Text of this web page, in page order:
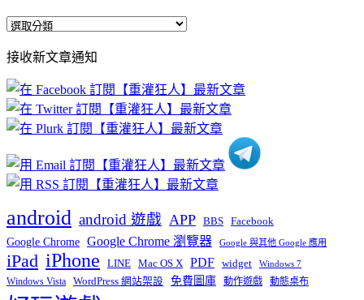
全
文
章
分
類
接收新文章通知
android android 遊戲 APP BBS Facebook
Google Chrome Google Chrome 瀏覽器 Google 與其他 Google 應用
iPad iPhone LINE Mac OS X PDF widget Windows 7
Windows Vista WordPress 網站架設 免費圖庫 動作遊戲 動態桌布